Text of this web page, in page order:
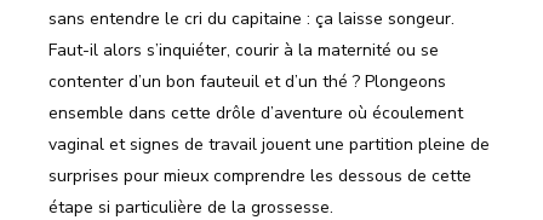
sans entendre le cri du capitaine : ça laisse songeur.
Faut-il alors s’inquiéter, courir à la maternité ou se
contenter d’un bon fauteuil et d’un thé ? Plongeons
ensemble dans cette drôle d’aventure où écoulement
vaginal et signes de travail jouent une partition pleine de
surprises pour mieux comprendre les dessous de cette
étape si particulière de la grossesse.